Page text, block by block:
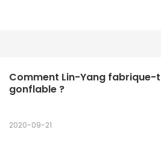
Comment Lin-Yang
gonflable ?
2020-09-21